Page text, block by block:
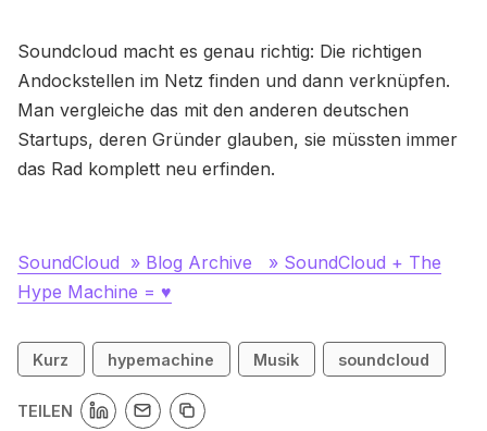
Soundcloud macht es genau richtig: Die richtigen
Andockstellen im Netz finden und dann verknüpfen.
Man vergleiche das mit den anderen deutschen
Startups, deren Gründer glauben, sie müssten immer
das Rad komplett neu erfinden.
SoundCloud » Blog Archive » SoundCloud + The
Hype Machine = ♥
Kurz hypemachine Musik soundcloud
TEILEN